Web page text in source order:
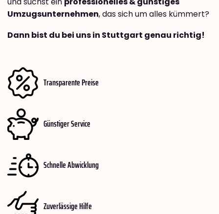
Umzugsunternehmen, das sich um alles kümmert?
Dann bist du bei uns in Stuttgart genau richtig!
Transparente Preise
Günstiger Service
Schnelle Abwicklung
Zuverlässige Hilfe